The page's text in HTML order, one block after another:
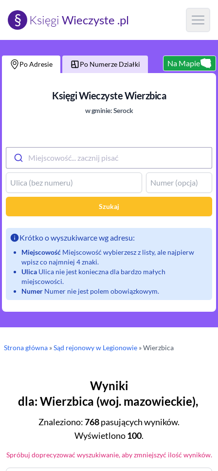
§ Księgi Wieczyste .pl Open
Po Adresie Po Numerze Działki Na Mapie
Księgi WieczysteWierzbica
w gminie:Serock
Miejscowość... zacznij pisać
Szukaj
Krótko o wyszukiwarce wg adresu:
Miejscowość Miejscowość wybierzesz z listy, ale najpierw
wpisz co najmniej 4 znaki.
Ulica Ulica nie jest konieczna dla bardzo małych
miejscowości.
Numer Numer nie jest polem obowiązkowym.
Strona główna »Sąd rejonowyw Legionowie »Wierzbica
Wyniki
dla: Wierzbica (woj. mazowieckie),
Znaleziono:768pasujących wyników.
Wyświetlono100.
Spróbuj doprecyzować wyszukiwanie, aby zmniejszyć ilość wyników.